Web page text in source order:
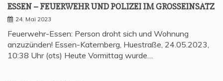
ESSEN – FEU­ER­WEHR UND POLI­ZEI IM GROSSEINSATZ
24. Mai 2023
Feuerwehr-Essen: Person droht sich und Wohnung
anzuzünden! Essen-Katernberg, Huestraße, 24.05.2023,
10:38 Uhr (ots) Heute Vormittag wurde…